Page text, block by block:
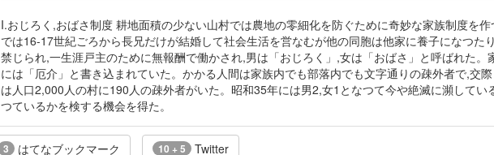
I.おじろく,おばさ制度 耕地面積の少ない山村では農地の零細化を防ぐために奇妙な家族制度を
では16-17世紀ごろから長兄だけが結婚して社会生活を営なむが他の同胞は他家に養子になつた
禁じられ,一生涯戸主のために無報酬で働かされ,男は「おじろく」,女は「おばさ」と呼ばれた
には「厄介」と書き込まれていた。かかる人間は家族内でも部落内でも文字通りの疎外者で,交
は人口2,000人の村に190人の疎外者がいた。昭和35年には男2,女1となつて今や絶滅に瀕して
つているかを検する機会を得た。
3 はてなブックマーク 10 + 5 Twitter